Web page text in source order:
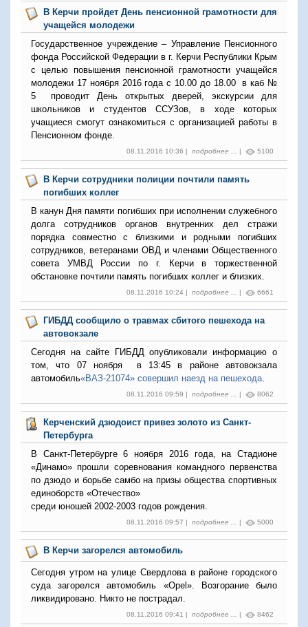
В Керчи пройдет День пенсионной грамотности для
учащейся молодежи
Государственное учреждение – Управление Пенсионного
фонда Российской Федерации в г. Керчи Республики Крым
с целью повышения пенсионной грамотности учащейся
молодежи 17 ноября 2016 года с 10.00 до 18.00 в каб №
5 проводит День открытых дверей, экскурсии для
школьников и студентов ССУЗов, в ходе которых
учащиеся смогут ознакомиться с организацией работы в
Пенсионном фонде.
08.11.2016 10:36 | подробнее ... | 5100
В Керчи сотрудники полиции почтили память
погибших коллег
В канун Дня памяти погибших при исполнении служебного
долга сотрудников органов внутренних дел стражи
порядка совместно с близкими и родными погибших
сотрудников, ветеранами ОВД и членами Общественного
совета УМВД России по г. Керчи в торжественной
обстановке почтили память погибших коллег и близких.
08.11.2016 10:24 | подробнее ... | 6661
ГИБДД сообщило о травмах сбитого пешехода на
автовокзале
Сегодня на сайте ГИБДД опубликовали информацию о
том, что 07 ноября в 13:45 в районе автовокзала
автомобиль«ВАЗ-21074» совершил наезд на пешехода.
08.11.2016 09:59 | подробнее ... | 8062
Керченский дзюдоист привез золото из Санкт-
Петербурга
В Санкт-Петербурге 6 ноября 2016 года, на Стадионе
«Динамо» прошли соревнования командного первенства
по дзюдо и борьбе самбо на призы общества спортивных
единоборств «Отечество»
среди юношей 2002-2003 годов рождения.
08.11.2016 09:57 | подробнее ... | 5000
В Керчи загорелся автомобиль
Сегодня утром на улице Свердлова в районе городского
суда загорелся автомобиль «Opel». Возгорание было
ликвидировано. Никто не пострадал.
08.11.2016 09:41 | подробнее ... | 8462